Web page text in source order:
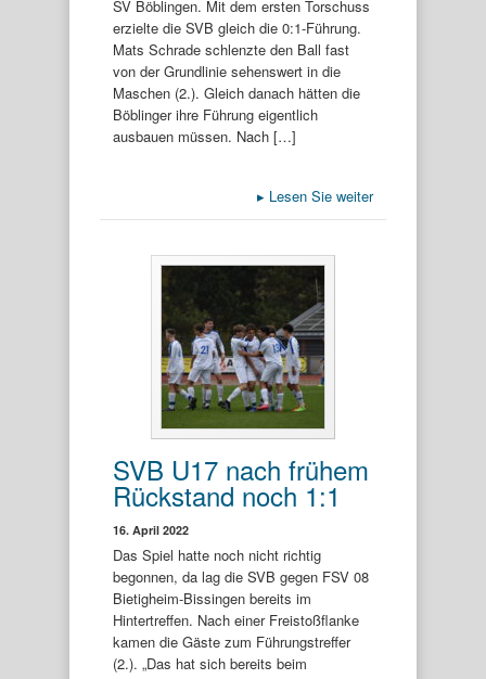
SV Böblingen. Mit dem ersten Torschuss
erzielte die SVB gleich die 0:1-Führung.
Mats Schrade schlenzte den Ball fast
von der Grundlinie sehenswert in die
Maschen (2.). Gleich danach hätten die
Böblinger ihre Führung eigentlich
ausbauen müssen. Nach […]
▸ Lesen Sie weiter
SVB U17 nach frühem
Rückstand noch 1:1
16. April 2022
Das Spiel hatte noch nicht richtig
begonnen, da lag die SVB gegen FSV 08
Bietigheim-Bissingen bereits im
Hintertreffen. Nach einer Freistoßflanke
kamen die Gäste zum Führungstreffer
(2.). „Das hat sich bereits beim